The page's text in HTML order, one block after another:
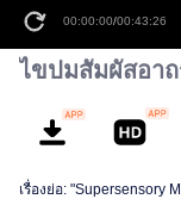
00:00:00/00:43:26
ไขปมสัมผัสอา
เรื่องย่อ: "Supersensory